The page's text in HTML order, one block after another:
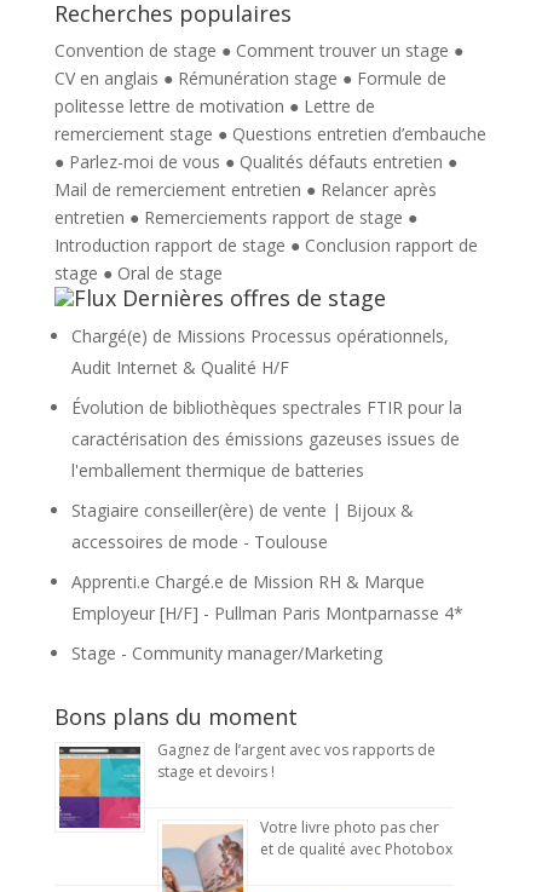
Recherches populaires
Convention de stage ● Comment trouver un stage ●
CV en anglais ● Rémunération stage ● Formule de
politesse lettre de motivation ● Lettre de
remerciement stage ● Questions entretien d’embauche
● Parlez-moi de vous ● Qualités défauts entretien ●
Mail de remerciement entretien ● Relancer après
entretien ● Remerciements rapport de stage ●
Introduction rapport de stage ● Conclusion rapport de
stage ● Oral de stage
Dernières offres de stage
Chargé(e) de Missions Processus opérationnels,
Audit Internet & Qualité H/F
Évolution de bibliothèques spectrales FTIR pour la
caractérisation des émissions gazeuses issues de
l'emballement thermique de batteries
Stagiaire conseiller(ère) de vente | Bijoux &
accessoires de mode - Toulouse
Apprenti.e Chargé.e de Mission RH & Marque
Employeur [H/F] - Pullman Paris Montparnasse 4*
Stage - Community manager/Marketing
Bons plans du moment
Gagnez de l’argent avec vos rapports de
stage et devoirs !
Votre livre photo pas cher
et de qualité avec Photobox